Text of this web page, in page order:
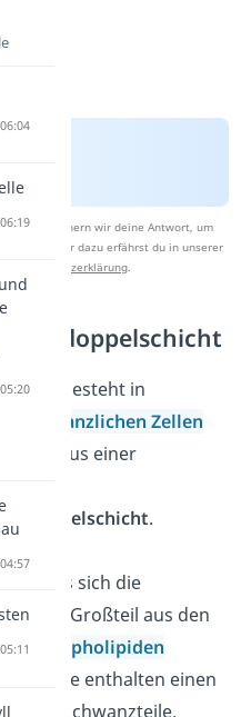
speichern wir deine Antwort, um
Mehr dazu erfährst du in unserer
Datenschutzerklärung.
besteht in
pflanzlichen Zellen
aus einer
.
dass sich die
zum Großteil aus den
Phospholipiden
Sie enthalten einen
zwei Schwanzteile.